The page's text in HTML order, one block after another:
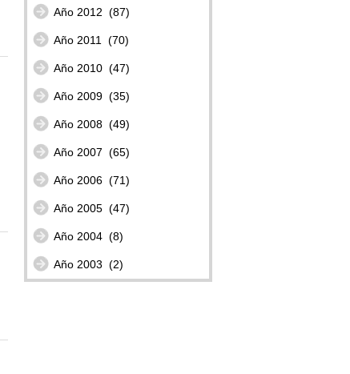
Año 2012 (87)
Año 2011 (70)
Año 2010 (47)
Año 2009 (35)
Año 2008 (49)
Año 2007 (65)
Año 2006 (71)
Año 2005 (47)
Año 2004 (8)
Año 2003 (2)